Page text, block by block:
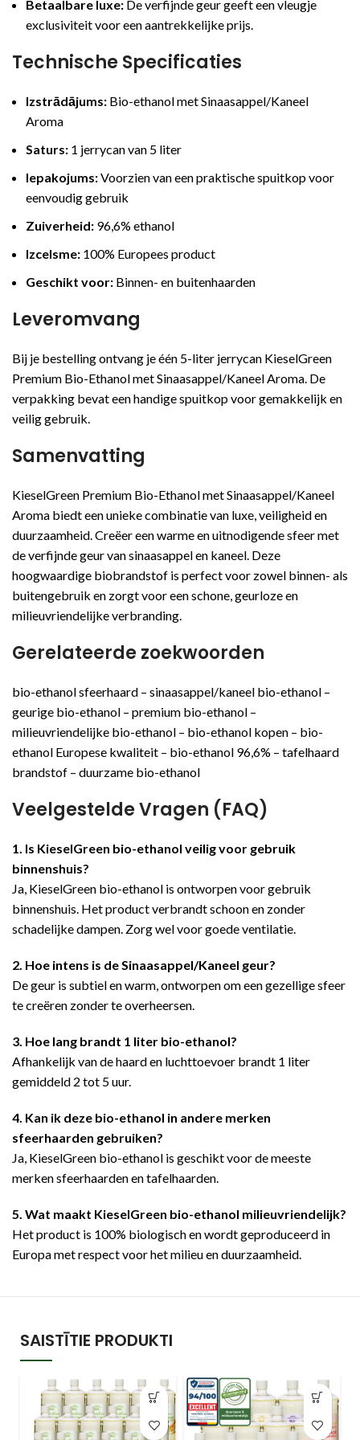
Betaalbare luxe: De verfijnde geur geeft een vleugje
exclusiviteit voor een aantrekkelijke prijs.
Technische Specificaties
Izstrādājums: Bio-ethanol met Sinaasappel/Kaneel
Aroma
Saturs: 1 jerrycan van 5 liter
Iepakojums:Voorzien van een praktische spuitkop voor
eenvoudig gebruik
Zuiverheid: 96,6% ethanol
Izcelsme: 100% Europees product
Geschikt voor: Binnen- en buitenhaarden
Leveromvang
Bij je bestelling ontvang je één 5-liter jerrycan KieselGreen
Premium Bio-Ethanol met Sinaasappel/Kaneel Aroma. De
verpakking bevat een handige spuitkop voor gemakkelijk en
veilig gebruik.
Samenvatting
KieselGreen Premium Bio-Ethanol met Sinaasappel/Kaneel
Aroma biedt een unieke combinatie van luxe, veiligheid en
duurzaamheid. Creëer een warme en uitnodigende sfeer met
de verfijnde geur van sinaasappel en kaneel. Deze
hoogwaardige biobrandstof is perfect voor zowel binnen- als
buitengebruik en zorgt voor een schone, geurloze en
milieuvriendelijke verbranding.
Gerelateerde zoekwoorden
bio-ethanol sfeerhaard – sinaasappel/kaneel bio-ethanol –
geurige bio-ethanol – premium bio-ethanol –
milieuvriendelijke bio-ethanol – bio-ethanol kopen – bio-
ethanol Europese kwaliteit – bio-ethanol 96,6% – tafelhaard
brandstof – duurzame bio-ethanol
Veelgestelde Vragen (FAQ)
1. Is KieselGreen bio-ethanol veilig voor gebruik
binnenshuis?
Ja, KieselGreen bio-ethanol is ontworpen voor gebruik
binnenshuis. Het product verbrandt schoon en zonder
schadelijke dampen. Zorg wel voor goede ventilatie.
2. Hoe intens is de Sinaasappel/Kaneel geur?
De geur is subtiel en warm, ontworpen om een gezellige sfeer
te creëren zonder te overheersen.
3. Hoe lang brandt 1 liter bio-ethanol?
Afhankelijk van de haard en luchttoevoer brandt 1 liter
gemiddeld 2 tot 5 uur.
4. Kan ik deze bio-ethanol in andere merken
sfeerhaarden gebruiken?
Ja, KieselGreen bio-ethanol is geschikt voor de meeste
merken sfeerhaarden en tafelhaarden.
5. Wat maakt KieselGreen bio-ethanol milieuvriendelijk?
Het product is 100% biologisch en wordt geproduceerd in
Europa met respect voor het milieu en duurzaamheid.
SAISTĪTIE PRODUKTI